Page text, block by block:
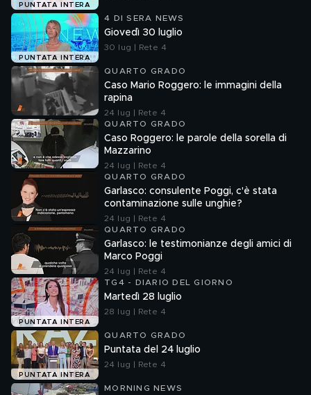
PUNTATA INTERA
PUNTATA INTERA
4 DI SERA NEWS
Giovedì 30 luglio
30 lug | Rete 4
QUARTO GRADO
Caso Mario Roggero: le immagini della
rapina
24 lug | Rete 4
QUARTO GRADO
Caso Roggero: le parole della sorella di
Mazzarino
24 lug | Rete 4
QUARTO GRADO
Garlasco: consulente Poggi, c'è stata
contaminazione sulle unghie?
24 lug | Rete 4
QUARTO GRADO
Garlasco: le testimonianze degli amici di
Marco Poggi
24 lug | Rete 4
PUNTATA INTERA
TG4 - DIARIO DEL GIORNO
Martedì 28 luglio
28 lug | Rete 4
PUNTATA INTERA
QUARTO GRADO
Puntata del 24 luglio
24 lug | Rete 4
MORNING NEWS